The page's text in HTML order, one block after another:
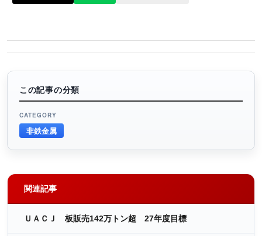
この記事の分類
CATEGORY
非鉄金属
関連記事
ＵＡＣＪ 板販売142万トン超 27年度目標